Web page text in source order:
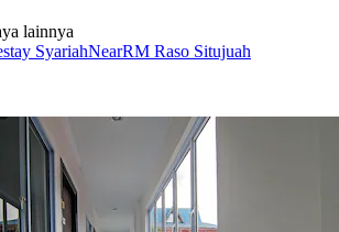
lainnya
SyariahNearRM Raso Situjuah